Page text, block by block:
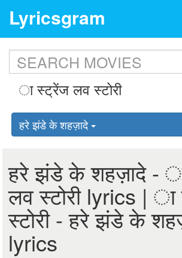
Lyricsgram
हरे झंडे के शहज़ादे
हरे झंडे के शहज़ादे -
लव स्टोरी lyrics |
स्टोरी - हरे झंडे के
lyrics